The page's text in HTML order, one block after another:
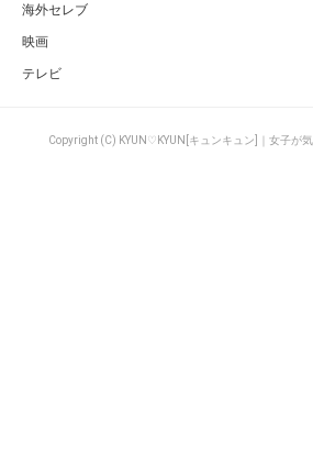
海外セレブ
映画
テレビ
Copyright (C) KYUN♡KYUN[キュンキュン]｜女子が